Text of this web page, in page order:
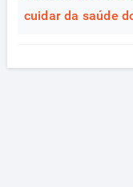
cuidar da saúde